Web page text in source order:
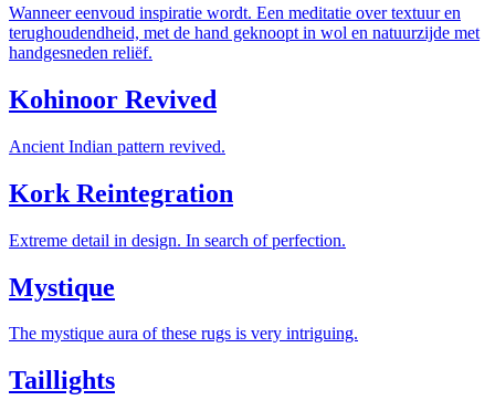
Wanneer eenvoud inspiratie wordt. Een meditatie over textuur en
terughoudendheid, met de hand geknoopt in wol en natuurzijde met
handgesneden reliëf.
Kohinoor Revived
Ancient Indian pattern revived.
Kork Reintegration
Extreme detail in design. In search of perfection.
Mystique
The mystique aura of these rugs is very intriguing.
Taillights